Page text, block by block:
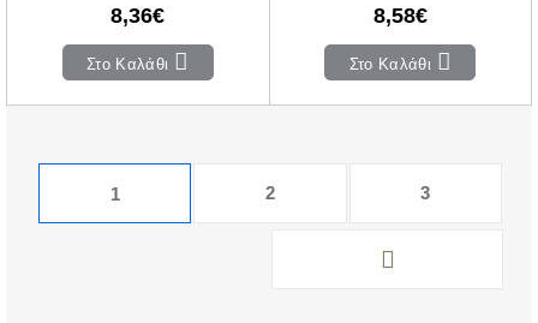
8,36€
Στο Καλάθι
8,58€
Στο Καλάθι
1 2 3